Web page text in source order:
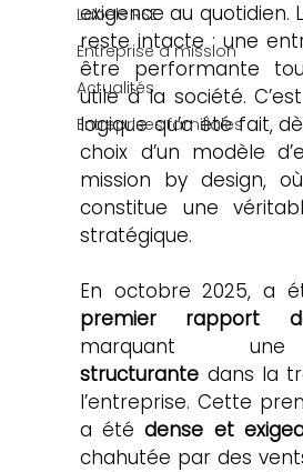
Labels RSE
Entreprise à mission
Actualités
Entreprises familiales
exigence au quotidien.
reste intacte : une
être performante
utile à la société.
logique qu’a été fait,
choix d’un modèle
mission by design,
constitue une
stratégique.
premier rapport
marquant
structurante dans la
l’entreprise. Cette
a été dense et
chahutée par des